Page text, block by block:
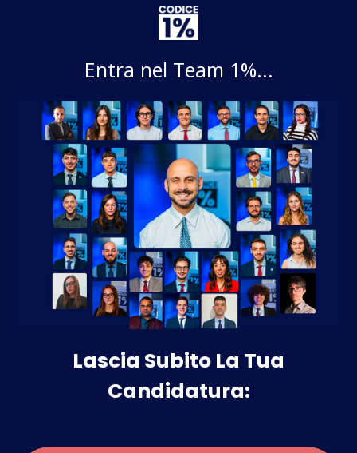
Entra nel Team 1%...
Lascia Subito La Tua
Candidatura: